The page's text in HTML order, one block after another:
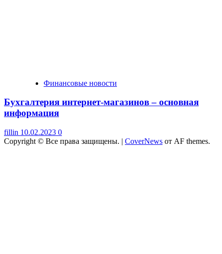
Финансовые новости
Бухгалтерия интернет-магазинов – основная
информация
fillin 10.02.2023 0
Copyright © Все права защищены. | CoverNews от AF themes.